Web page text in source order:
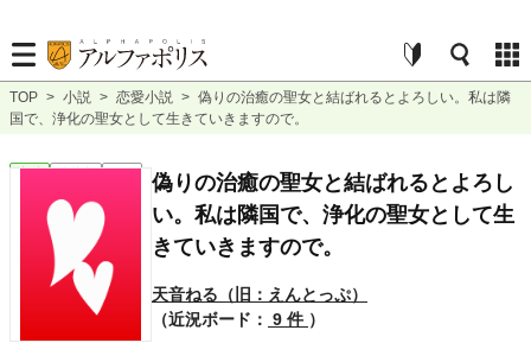
TOP > 小説 > 恋愛小説 > 偽りの治癒の聖女と結ばれるとよろしい。私は隣
国で、浄化の聖女として生きていきますので。
恋愛 連載中 短編
偽りの治癒の聖女と結ばれるとよろし
い。私は隣国で、浄化の聖女として生
きていきますので。
天音ねる（旧：えんとっぷ）
（近況ボード： 9 件 ）